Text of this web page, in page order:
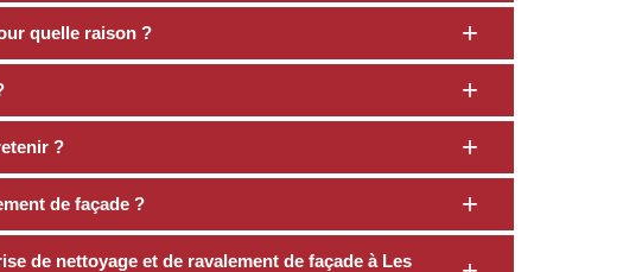
quelle raison ?
?
de façade ?
de nettoyage et de ravalement de façade à Les